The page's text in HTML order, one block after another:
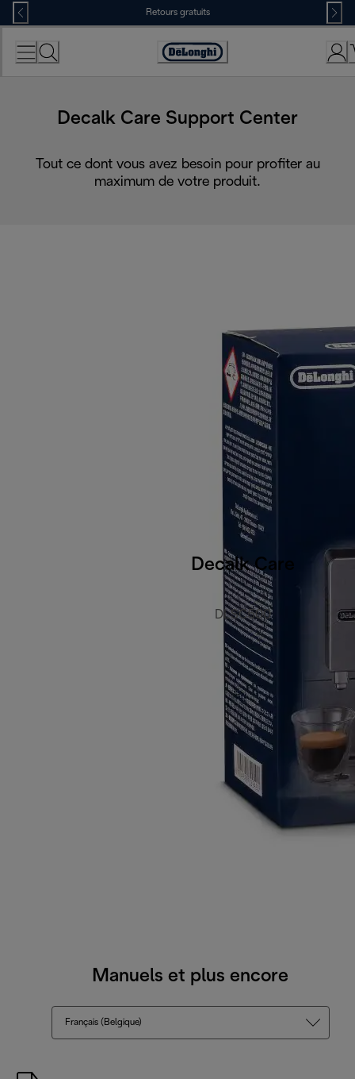
Skip
to
Content
Retours gratuits
Déclaration
Decalk Care Support Center
Tout ce dont vous avez besoin pour profiter au
maximum de votre produit.
Decalk Care
DLSC500
Manuels et plus encore
Français (Belgique)